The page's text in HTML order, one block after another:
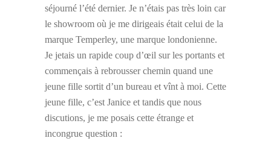
séjourné l’été dernier. Je n’étais pas très loin car
le showroom où je me dirigeais était celui de la
marque Temperley, une marque londonienne.
Je jetais un rapide coup d’œil sur les portants et
commençais à rebrousser chemin quand une
jeune fille sortit d’un bureau et vînt à moi. Cette
jeune fille, c’est Janice et tandis que nous
discutions, je me posais cette étrange et
incongrue question :